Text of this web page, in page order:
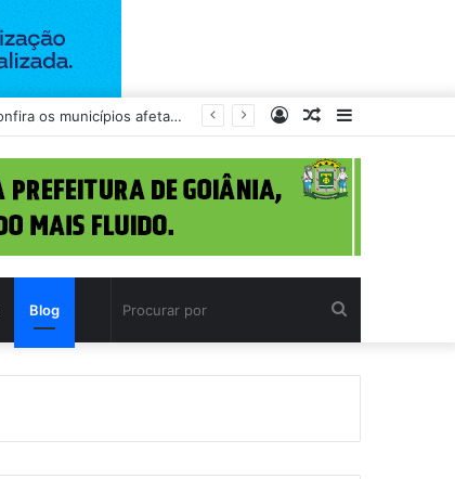
Goiás tem 42 cidades em alerta para ventos intensos e possibilidade de vendavais; confira os municípios afetados
Barra
Lateral
Artigo
aleatório
Entrar
Blog
por